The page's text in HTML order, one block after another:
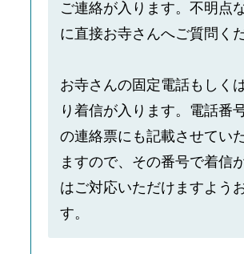
ご連絡が入ります。不明点
に直接お寺さんへご質問く
お寺さんの固定電話もしく
り着信が入ります。電話番
の連絡票にも記載させてい
ますので、その番号で着信
はご対応いただけますよう
す。